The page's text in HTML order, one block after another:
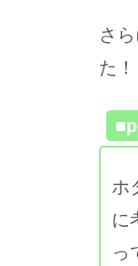
さ
た！
ホ
に
っ